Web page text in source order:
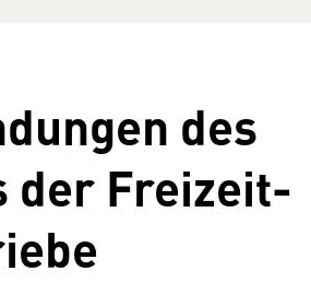
des
der Freizeit-